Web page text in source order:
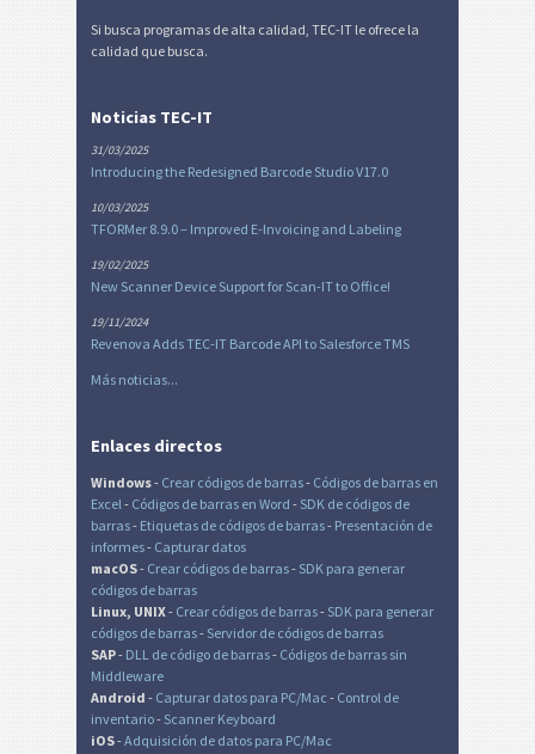
Si busca programas de alta calidad, TEC-IT le ofrece la
calidad que busca.
Noticias TEC-IT
31/03/2025
Introducing the Redesigned Barcode Studio V17.0
10/03/2025
TFORMer 8.9.0 – Improved E-Invoicing and Labeling
19/02/2025
New Scanner Device Support for Scan-IT to Office!
19/11/2024
Revenova Adds TEC-IT Barcode API to Salesforce TMS
Más noticias...
Enlaces directos
Windows- Crear códigos de barras- Códigos de barras en
Excel- Códigos de barras en Word - SDK de códigos de
barras- Etiquetas de códigos de barras- Presentación de
informes- Capturar datos
macOS- Crear códigos de barras- SDK para generar
códigos de barras
Linux, UNIX- Crear códigos de barras- SDK para generar
códigos de barras- Servidor de códigos de barras
SAP- DLL de código de barras- Códigos de barras sin
Middleware
Android - Capturar datos para PC/Mac - Control de
inventario- Scanner Keyboard
iOS-Adquisición de datos para PC/Mac